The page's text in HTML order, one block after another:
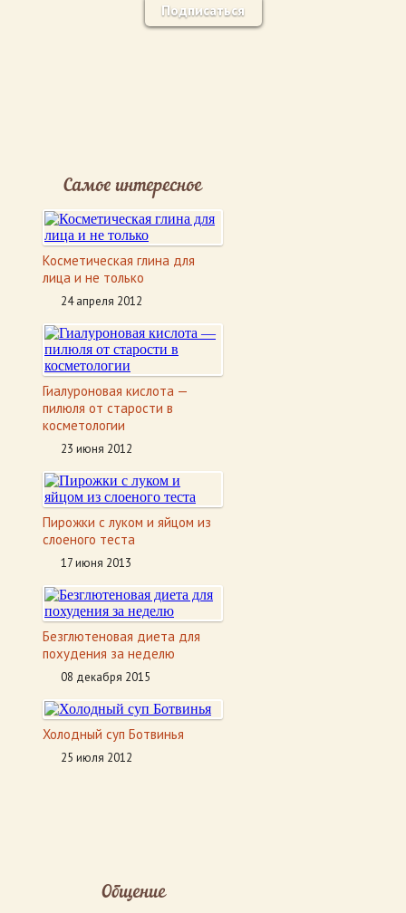
Подписаться
Самое интересное
Косметическая глина для
лица и не только
24 апреля 2012
Гиалуроновая кислота —
пилюля от старости в
косметологии
23 июня 2012
Пирожки с луком и яйцом из
слоеного теста
17 июня 2013
Безглютеновая диета для
похудения за неделю
08 декабря 2015
Холодный суп Ботвинья
25 июля 2012
Общение